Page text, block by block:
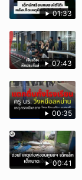
01:33
07:43
00:35
00:41